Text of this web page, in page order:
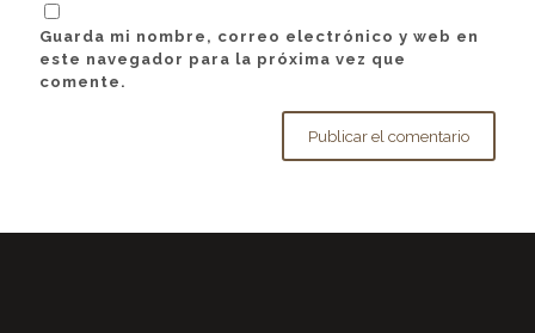
Guarda mi nombre, correo electrónico y web en
este navegador para la próxima vez que
comente.